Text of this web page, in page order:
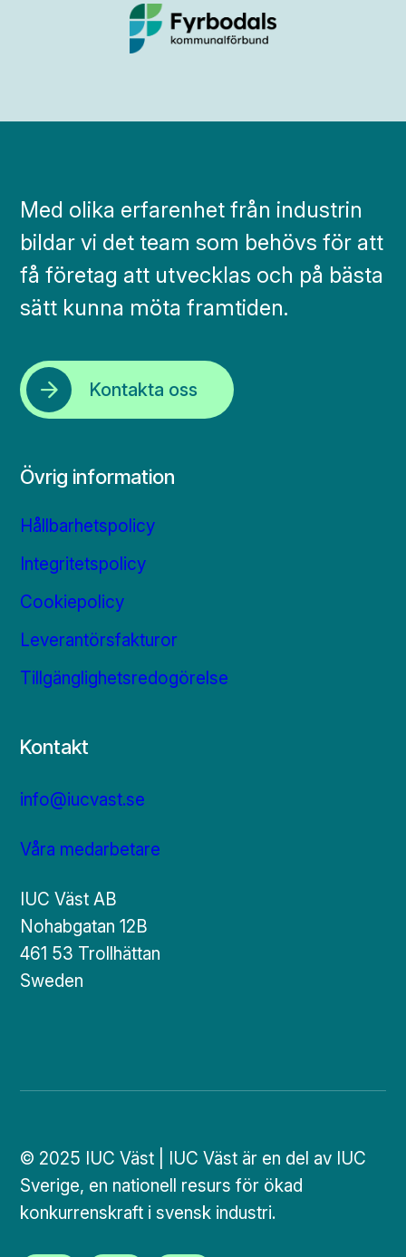
Med olika erfarenhet från industrin
bildar vi det team som behövs för att
få företag att utvecklas och på bästa
sätt kunna möta framtiden.
Kontakta oss
Övrig information
Hållbarhetspolicy
Integritetspolicy
Cookiepolicy
Leverantörsfakturor
Tillgänglighetsredogörelse
Kontakt
info@iucvast.se
Våra medarbetare
IUC Väst AB
Nohabgatan 12B
461 53 Trollhättan
Sweden
© 2025 IUC Väst | IUC Väst är en del av IUC
Sverige, en nationell resurs för ökad
konkurrenskraft i svensk industri.